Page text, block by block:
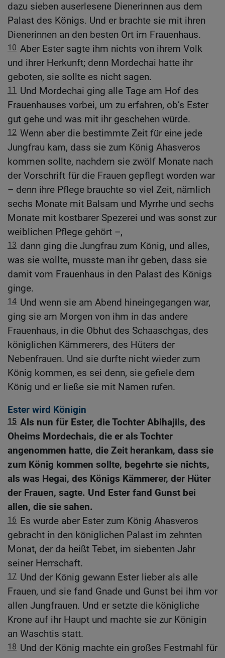
dazu sieben auserlesene Dienerinnen aus dem
Palast des Königs. Und er brachte sie mit ihren
Dienerinnen an den besten Ort im Frauenhaus.
10 Aber Ester sagte ihm nichts von ihrem Volk
und ihrer Herkunft; denn Mordechai hatte ihr
geboten, sie sollte es nicht sagen.
11
Und Mordechai ging alle Tage am Hof des
Frauenhauses vorbei, um zu erfahren, ob’s Ester
gut gehe und was mit ihr geschehen würde.
12 Wenn aber die bestimmte Zeit für eine jede
Jungfrau kam, dass sie zum König Ahasveros
kommen sollte, nachdem sie zwölf Monate nach
der Vorschrift für die Frauen gepflegt worden war
– denn ihre Pflege brauchte so viel Zeit, nämlich
sechs Monate mit Balsam und Myrrhe und sechs
Monate mit kostbarer Spezerei und was sonst zur
weiblichen Pflege gehört –,
13 dann ging die Jungfrau zum König, und alles,
was sie wollte, musste man ihr geben, dass sie
damit vom Frauenhaus in den Palast des Königs
ginge.
14 Und wenn sie am Abend hineingegangen war,
ging sie am Morgen von ihm in das andere
Frauenhaus, in die Obhut des Schaaschgas, des
königlichen Kämmerers, des Hüters der
Nebenfrauen. Und sie durfte nicht wieder zum
König kommen, es sei denn, sie gefiele dem
König und er ließe sie mit Namen rufen.
Ester wird Königin
15 Als nun für Ester, die Tochter Abihajils, des
Oheims Mordechais, die er als Tochter
angenommen hatte, die Zeit herankam, dass sie
zum König kommen sollte, begehrte sie nichts,
als was Hegai, des Königs Kämmerer, der Hüter
der Frauen, sagte. Und Ester fand Gunst bei
allen, die sie sahen.
16 Es wurde aber Ester zum König Ahasveros
gebracht in den königlichen Palast im zehnten
Monat, der da heißt Tebet, im siebenten Jahr
seiner Herrschaft.
17 Und der König gewann Ester lieber als alle
Frauen, und sie fand Gnade und Gunst bei ihm vor
allen Jungfrauen. Und er setzte die königliche
Krone auf ihr Haupt und machte sie zur Königin
an Waschtis statt.
18 Und der König machte ein großes Festmahl für